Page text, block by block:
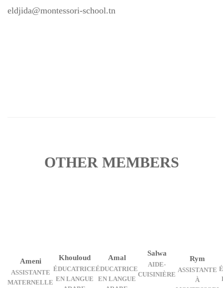
eldjida@montessori-school.tn
OTHER MEMBERS
Ameni
ASSISTANTE
MATERNELLE
Khouloud
ÉDUCATRICE
EN LANGUE
Amal
ÉDUCATRICE
EN LANGUE
Salwa
AIDE-
CUISINIÈRE
Rym
ASSISTANTE
À